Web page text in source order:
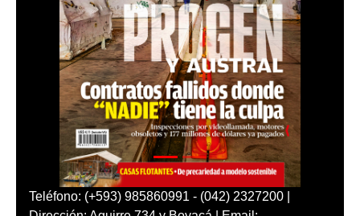
Teléfono: (+593) 985860991 - (042) 2327200 |